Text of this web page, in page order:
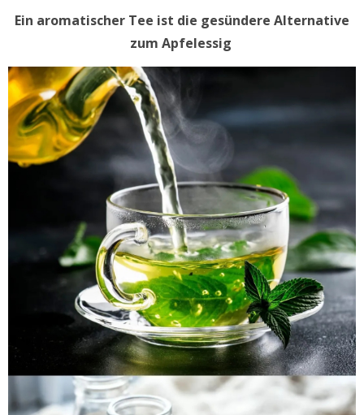
Ein aromatischer Tee ist die gesündere Alternative
zum Apfelessig